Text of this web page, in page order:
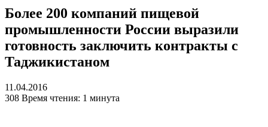
Более 200 компаний пищевой
промышленности России выразили
готовность заключить контракты с
Таджикистаном
11.04.2016
308 Время чтения: 1 минута